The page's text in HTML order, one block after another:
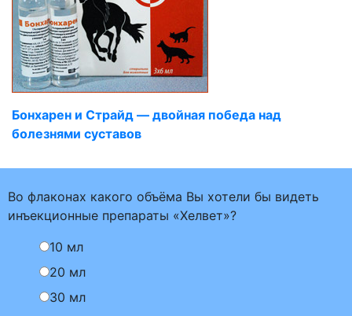
Бонхарен и Страйд — двойная победа над
болезнями суставов
Во флаконах какого объёма Вы хотели бы видеть
инъекционные препараты «Хелвет»?
10 мл
20 мл
30 мл